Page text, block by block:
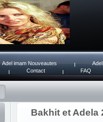
Adel imam Nouveautes
Contact FAQ
Bakhit et Adela